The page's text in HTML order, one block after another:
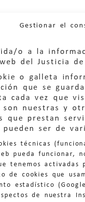
Gestionar el
o a la
del Justicia de
o galleta
que se
cada vez que
son nuestras y
que prestan
pueden ser de
técnicas
pueda funcionar,
tenemos activadas
de cookies que
estadístico
de nuestra
Quejas:
Información
Teléfonos: 900